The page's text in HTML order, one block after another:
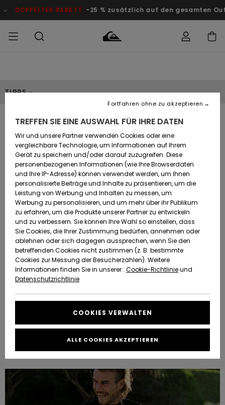
RABATT -25 % zusätzlich auf den gesamten Outlet-
Accessoires
Schuhe&
Flip-Flops
Surf
Snow
Brandneu
Accessoires
Schuhe&
Flip-Flops
Surf
Snow
Brandneu
FRAUEN
Brandneu
Highlights
Snow
SURF
Kinder
Highlights
Community
SNOW
Kinder
Snow Shop
Damen
Highlights
Community
DOPPELTER
RABATT
KINDER
Outlet
Frauen
HILFE & KONTAKT
Retouren
Bezahlung
Geschenkkarte
Quiksilver
Freedom
Datenschutz
Starten Sie eine
um die
schnellste
Unterhaltung
starten
NACHHALTIGKEIT
SHOPS
QUIKSILVER APP
TIPPS :
SURF
Boardshorts und Badeshorts für Herren – Praktischer
TREFFEN SIE EINE AUSWAHL FÜR IHRE DATEN
Wir und unsere Partner verwenden Cookies oder eine
vergleichbare Technologie, um Informationen auf Ihrem
Gerät zu speichern und/oder darauf zuzugreifen. Diese
personenbezogenen Informationen (wie Ihre Browserdaten
und Ihre IP-Adresse) können verwendet werden, um Ihnen
personalisierte Beiträge und Inhalte zu präsentieren, um die
Leistung von Werbung und Inhalten zu messen, um
Werbung zu personalisieren, und um mehr über ihr Publikum
zu erfahren, um die Produkte unserer Partner zu entwickeln
und zu verbessern. Sie können Ihre Wahl so einstellen, dass
Sie Cookies, die Ihrer Zustimmung bedürfen, annehmen oder
ablehnen oder sich dagegen aussprechen, wenn Sie den
betreffenden Cookies nicht zustimmen (z. B. bestimmte
Cookies zur Messung der Besucherzahlen). Weitere
Informationen finden Sie in unserer : Cookie-Richtlinieund
Datenschutzrichtlinie
COOKIES VERWALTEN
Fortfahren ohne zu akzeptieren
ALLE COOKIES AKZEPTIEREN